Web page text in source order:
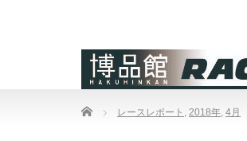
Home レースレポート , 2018年, 4月